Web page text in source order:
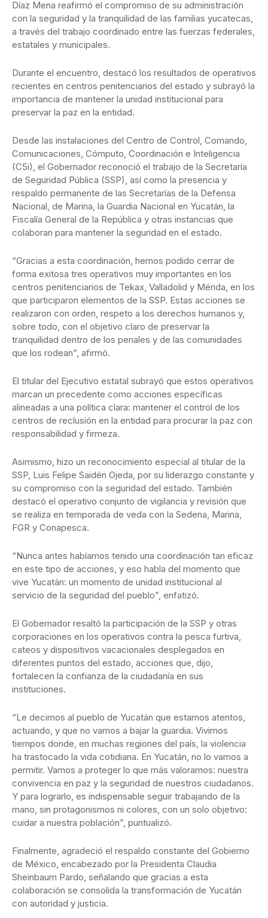
Díaz Mena reafirmó el compromiso de su administración
con la seguridad y la tranquilidad de las familias yucatecas,
a través del trabajo coordinado entre las fuerzas federales,
estatales y municipales.
Durante el encuentro, destacó los resultados de operativos
recientes en centros penitenciarios del estado y subrayó la
importancia de mantener la unidad institucional para
preservar la paz en la entidad.
Desde las instalaciones del Centro de Control, Comando,
Comunicaciones, Cómputo, Coordinación e Inteligencia
(C5i), el Gobernador reconoció el trabajo de la Secretaría
de Seguridad Pública (SSP), así como la presencia y
respaldo permanente de las Secretarías de la Defensa
Nacional, de Marina, la Guardia Nacional en Yucatán, la
Fiscalía General de la República y otras instancias que
colaboran para mantener la seguridad en el estado.
“Gracias a esta coordinación, hemos podido cerrar de
forma exitosa tres operativos muy importantes en los
centros penitenciarios de Tekax, Valladolid y Mérida, en los
que participaron elementos de la SSP. Estas acciones se
realizaron con orden, respeto a los derechos humanos y,
sobre todo, con el objetivo claro de preservar la
tranquilidad dentro de los penales y de las comunidades
que los rodean”, afirmó.
El titular del Ejecutivo estatal subrayó que estos operativos
marcan un precedente como acciones específicas
alineadas a una política clara: mantener el control de los
centros de reclusión en la entidad para procurar la paz con
responsabilidad y firmeza.
Asimismo, hizo un reconocimiento especial al titular de la
SSP, Luis Felipe Saidén Ojeda, por su liderazgo constante y
su compromiso con la seguridad del estado. También
destacó el operativo conjunto de vigilancia y revisión que
se realiza en temporada de veda con la Sedena, Marina,
FGR y Conapesca.
“Nunca antes habíamos tenido una coordinación tan eficaz
en este tipo de acciones, y eso habla del momento que
vive Yucatán: un momento de unidad institucional al
servicio de la seguridad del pueblo”, enfatizó.
El Gobernador resaltó la participación de la SSP y otras
corporaciones en los operativos contra la pesca furtiva,
cateos y dispositivos vacacionales desplegados en
diferentes puntos del estado, acciones que, dijo,
fortalecen la confianza de la ciudadanía en sus
instituciones.
“Le decimos al pueblo de Yucatán que estamos atentos,
actuando, y que no vamos a bajar la guardia. Vivimos
tiempos donde, en muchas regiones del país, la violencia
ha trastocado la vida cotidiana. En Yucatán, no lo vamos a
permitir. Vamos a proteger lo que más valoramos: nuestra
convivencia en paz y la seguridad de nuestros ciudadanos.
Y para lograrlo, es indispensable seguir trabajando de la
mano, sin protagonismos ni colores, con un solo objetivo:
cuidar a nuestra población”, puntualizó.
Finalmente, agradeció el respaldo constante del Gobierno
de México, encabezado por la Presidenta Claudia
Sheinbaum Pardo, señalando que gracias a esta
colaboración se consolida la transformación de Yucatán
con autoridad y justicia.